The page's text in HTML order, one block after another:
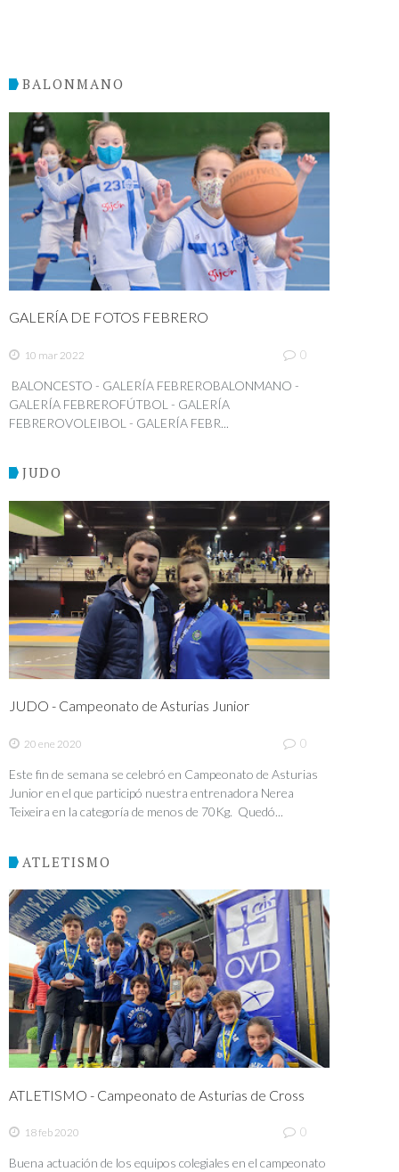
BALONMANO
GALERÍA DE FOTOS FEBRERO
10 mar 2022 0
BALONCESTO - GALERÍA FEBREROBALONMANO -
GALERÍA FEBREROFÚTBOL - GALERÍA
FEBREROVOLEIBOL - GALERÍA FEBR...
JUDO
JUDO - Campeonato de Asturias Junior
20 ene 2020 0
Este fin de semana se celebró en Campeonato de Asturias
Junior en el que participó nuestra entrenadora Nerea
Teixeira en la categoría de menos de 70Kg. Quedó...
ATLETISMO
ATLETISMO - Campeonato de Asturias de Cross
18 feb 2020 0
Buena actuación de los equipos colegiales en el campeonato